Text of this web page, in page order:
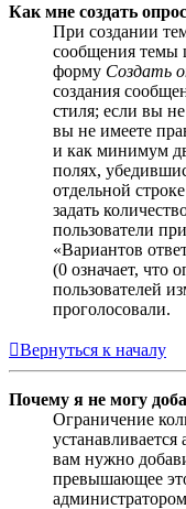
Как мне создать
При создании
сообщения темы
форму Создать
создания
стиля; если вы
вы не имеете
и как минимум
полях,
отдельной
задать
пользователи
«Вариантов
(0 означает, что
пользователей
проголосовали.
Вернуться к началу
Почему я не могу
Ограничение
вам нужно
превышающее